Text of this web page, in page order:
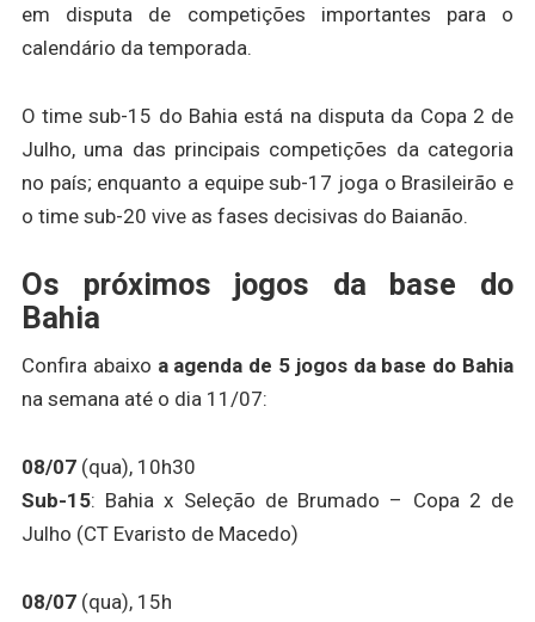
em disputa de competições importantes para o
calendário da temporada.
O time sub-15 do Bahia está na disputa da Copa 2 de
Julho, uma das principais competições da categoria
no país; enquanto a equipe sub-17 joga o Brasileirão e
o time sub-20 vive as fases decisivas do Baianão.
Os próximos jogos da base do
Bahia
Confira abaixo a agenda de 5 jogos da base do Bahia
na semana até o dia 11/07:
08/07 (qua), 10h30
Sub-15: Bahia x Seleção de Brumado – Copa 2 de
Julho (CT Evaristo de Macedo)
08/07 (qua), 15h